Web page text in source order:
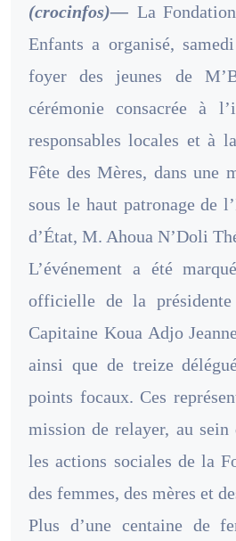
(crocinfos)— La
Enfants a organisé,
foyer des jeunes de
cérémonie consacrée à
responsables locales et à
Fête des Mères, dans une
sous le haut patronage de
d’État, M. Ahoua N’Doli
L’événement a été
officielle de la
Capitaine Koua Adjo
ainsi que de treize
points focaux. Ces
mission de relayer, au sein
les actions sociales de la
des femmes, des mères et
Plus d’une centaine de